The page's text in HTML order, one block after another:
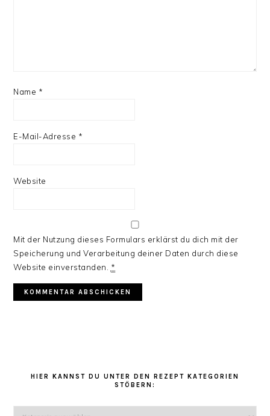
Name *
E-Mail-Adresse *
Website
Mit der Nutzung dieses Formulars erklärst du dich mit der
Speicherung und Verarbeitung deiner Daten durch diese
Website einverstanden. *
HIER KANNST DU UNTER DEN REZEPT KATEGORIEN
STÖBERN: